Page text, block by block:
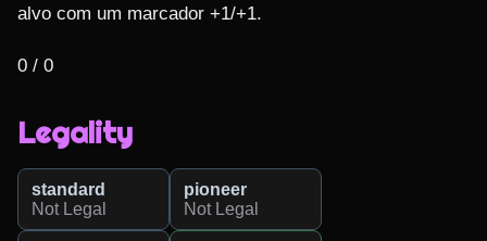
alvo com um marcador +1/+1.
0 / 0
Legality
standard
Not Legal
pioneer
Not Legal